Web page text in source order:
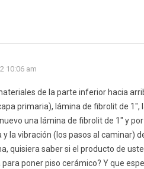
10:06 am
de la parte inferior hacia
primaria), lámina de fibrolit de 1″,
una lámina de fibrolit de 1″ y
la vibración (los pasos al caminar)
quisiera saber si el producto de
poner piso cerámico? Y que